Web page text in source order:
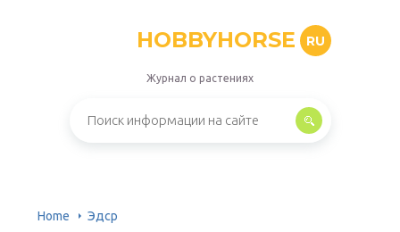
HOBBYHORSE RU
Журнал о растениях
Home Эдср